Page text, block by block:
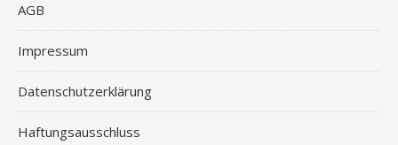
AGB
Impressum
Datenschutzerklärung
Haftungsausschluss